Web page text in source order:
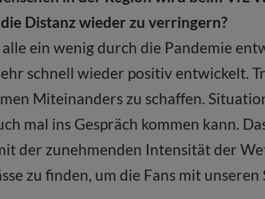
Distanz wieder zu verringern?
ein wenig durch die Pandemie
schnell wieder positiv entwickelt.
Miteinanders zu schaffen.
mal ins Gespräch kommen kann.
der zunehmenden Intensität der
zu finden, um die Fans mit